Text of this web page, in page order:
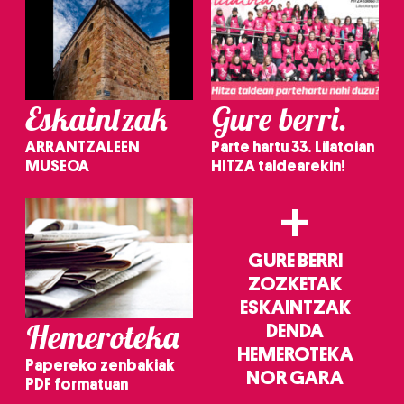
Eskaintzak
ARRANTZALEEN
MUSEOA
Gure berri.
Parte hartu 33. Lilatoian
HITZA taldearekin!
Hemeroteka
Papereko zenbakiak
PDF formatuan
+
GURE BERRI
ZOZKETAK
ESKAINTZAK
DENDA
HEMEROTEKA
NOR GARA